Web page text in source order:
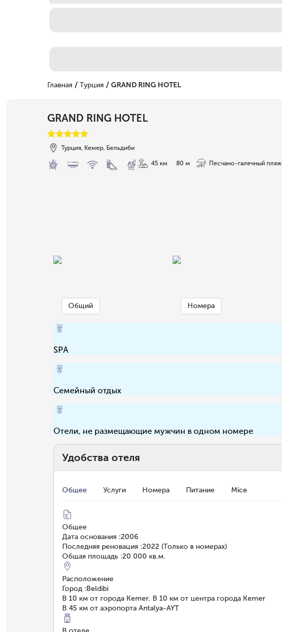
Главная / Турция / GRAND RING HOTEL
GRAND RING HOTEL
Турция, Кемер, Бельдиби
45 км 80 м Песчано-галечный пляж
Общий Номера
SPA
Семейный отдых
Отели, не размещающие мужчин в одном номере
Удобства отеля
Общее Услуги Номера Питание Mice
Общее
Дата основания :2006
Последняя реновация :2022 (Только в номерах)
Общая площадь :20 000 кв.м.
Расположение
Город :Beldibi
В 10 км от города Kemer. В 10 км от центра города Kemer
В 45 км от аэропорта Antalya-AYT